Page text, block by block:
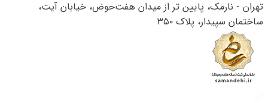
تهران - نارمک، پایین تر از میدان هفت‌حوض، خیابان آیت،
ساختمان سپیدار، پلاک ۳۵۰